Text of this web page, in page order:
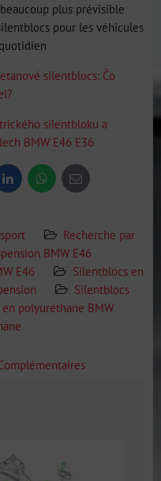
plus prévisible
pour les véhicules
silentblocs: Čo
silentbloku a
BMW E46 E36
LinkedInWhatsApp
E-
mail
Recherche par
BMW E46
E46
Silentblocs en
Silentblocs
polyuréthane BMW